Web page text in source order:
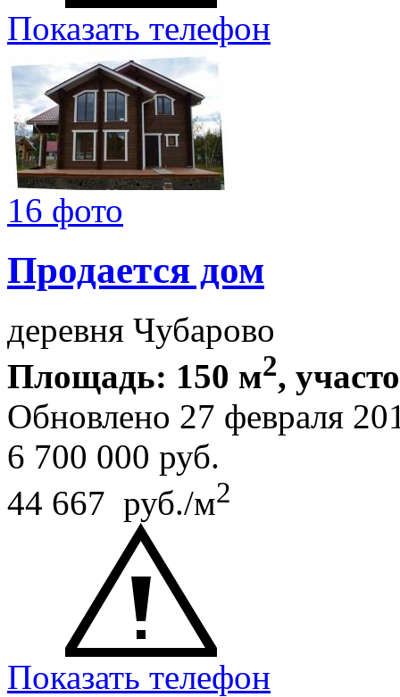
Показать телефон
16 фото
Продается дом
деревня Чубарово
Площадь: 150 м2,
Обновлено 27 февраля
6 700 000 руб.
44 667 руб./м2
Показать телефон